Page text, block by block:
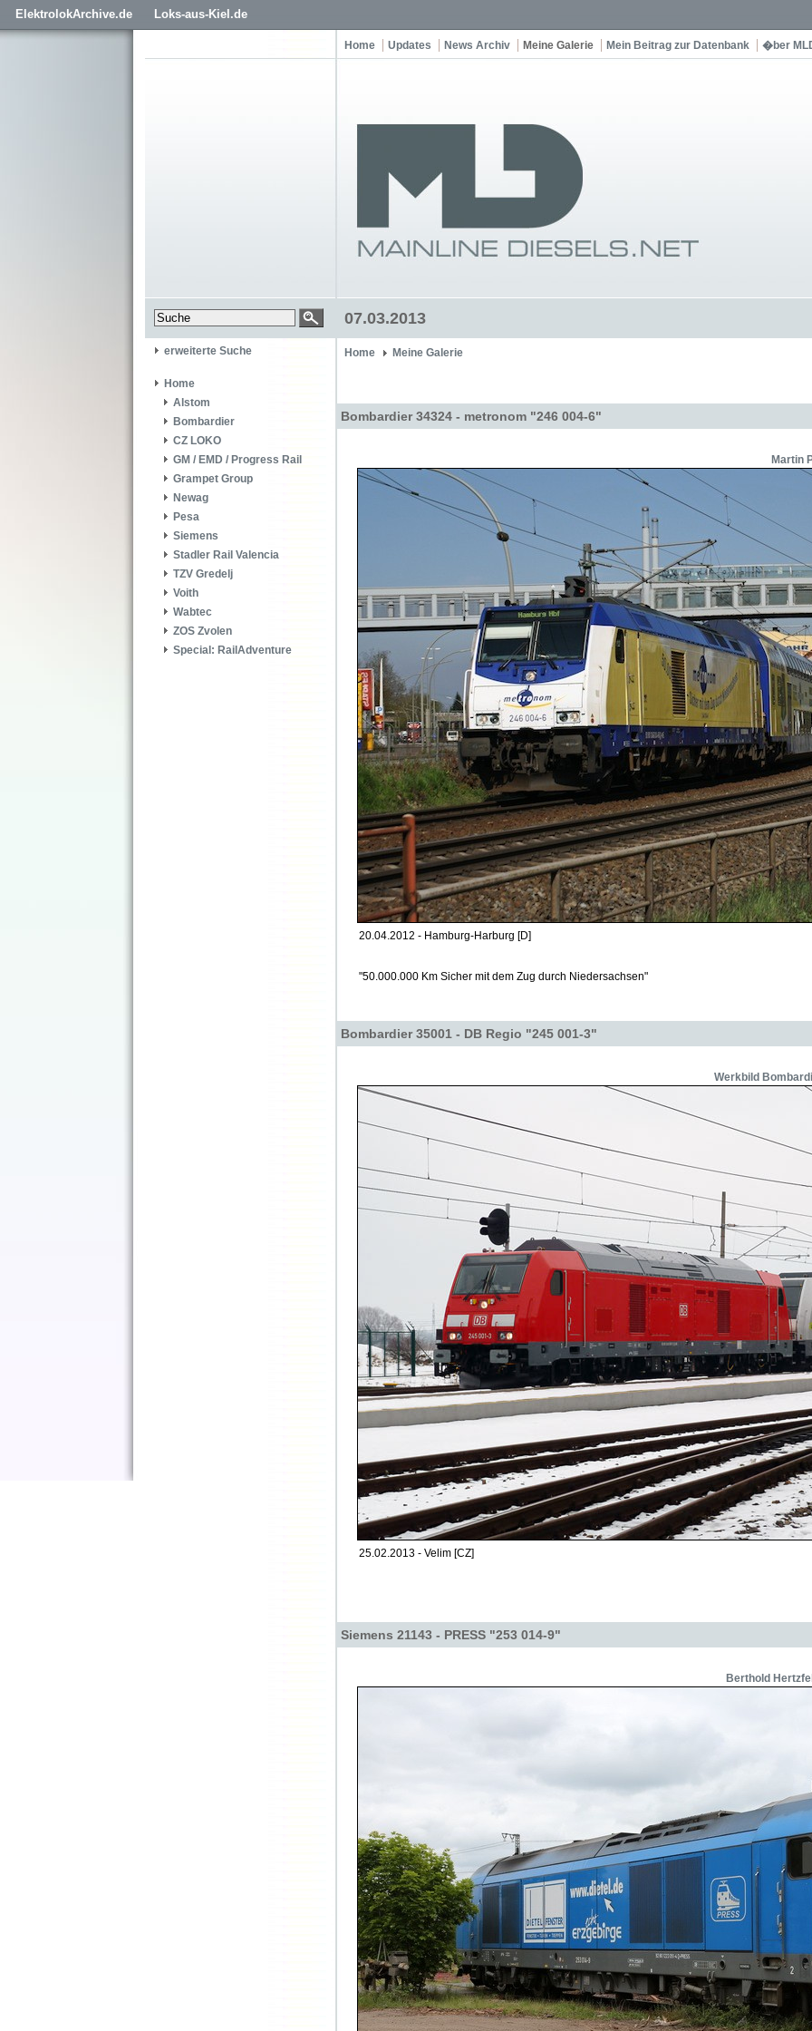
ElektrolokArchive.de Loks-aus-Kiel.de
Home Updates News Archiv Meine Galerie Mein Beitrag zur Datenbank �ber
07.03.2013
erweiterte Suche
Home
Alstom
Bombardier
CZ LOKO
GM / EMD / Progress Rail
Grampet Group
Newag
Pesa
Siemens
Stadler Rail Valencia
TZV Gredelj
Voith
Wabtec
ZOS Zvolen
Special: RailAdventure
Home Meine Galerie
Bombardier 34324 - metronom "246 004-6"
Martin
20.04.2012 - Hamburg-Harburg [D]
"50.000.000 Km Sicher mit dem Zug durch Niedersachsen"
Bombardier 35001 - DB Regio "245 001-3"
Werkbild
25.02.2013 - Velim [CZ]
Siemens 21143 - PRESS "253 014-9"
Berthold